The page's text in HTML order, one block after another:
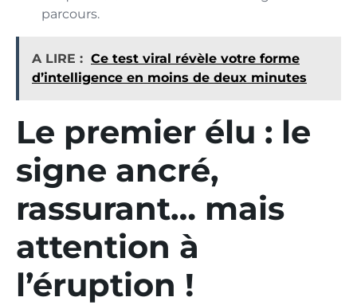
parcours.
A LIRE : Ce test viral révèle votre forme
d’intelligence en moins de deux minutes
Le premier élu : le
signe ancré,
rassurant… mais
attention à
l’éruption !